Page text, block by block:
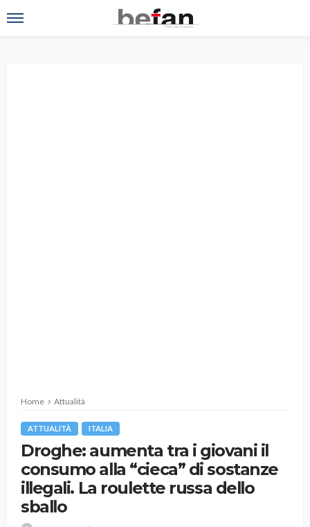
Home Attualità
ATTUALITÀ ITALIA
Droghe: aumenta tra i giovani il
consumo alla “cieca” di sostanze
illegali. La roulette russa dello
sballo